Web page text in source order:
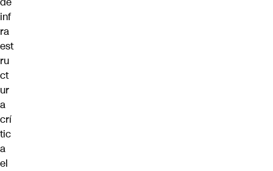
inf
ra
est
ru
ct
ur
a
crí
tic
a
el